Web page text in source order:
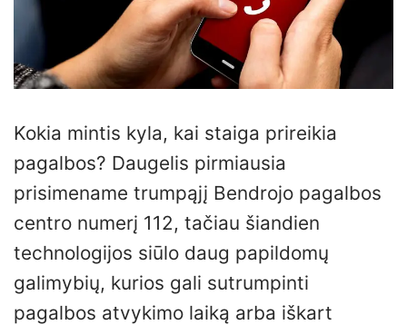
Kokia mintis kyla, kai staiga prireikia
pagalbos? Daugelis pirmiausia
prisimename trumpąjį Bendrojo pagalbos
centro numerį 112, tačiau šiandien
technologijos siūlo daug papildomų
galimybių, kurios gali sutrumpinti
pagalbos atvykimo laiką arba iškart